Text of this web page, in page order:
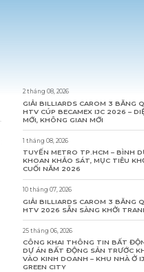
2 tháng 08, 2026
GIẢI BILLIARDS CAROM 3 BĂNG
HTV CÚP BECAMEX IJC 2026 –
MỚI, KHÔNG GIAN MỚI
1 tháng 08, 2026
TUYẾN METRO TP.HCM – BÌNH
KHOAN KHẢO SÁT, MỤC TIÊU
CUỐI NĂM 2026
10 tháng 07, 2026
GIẢI BILLIARDS CAROM 3 BĂNG
HTV 2026 SẴN SÀNG KHỞI
25 tháng 06, 2026
CÔNG KHAI THÔNG TIN BẤT
DỰ ÁN BẤT ĐỘNG SẢN TRƯỚC
VÀO KINH DOANH – KHU NHÀ Ở
GREEN CITY